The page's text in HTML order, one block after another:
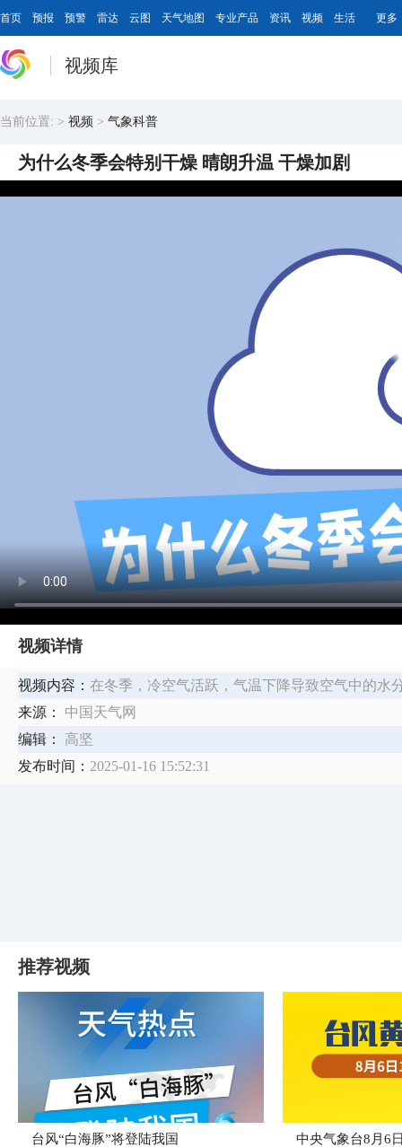
首页 预报 预警 雷达 云图 天气地图 专业产品 资讯 视频 生活 更多
视频库
当前位置: > 视频 > 气象科普
为什么冬季会特别干燥 晴朗升温 干燥加剧
视频详情
视频内容： 在冬季，冷空气活跃，气温下降导致空气中的水
来源：
中国天气网
编辑：
高坚
发布时间： 2025-01-16 15:52:31
推荐视频
台风“白海豚”将登陆我国